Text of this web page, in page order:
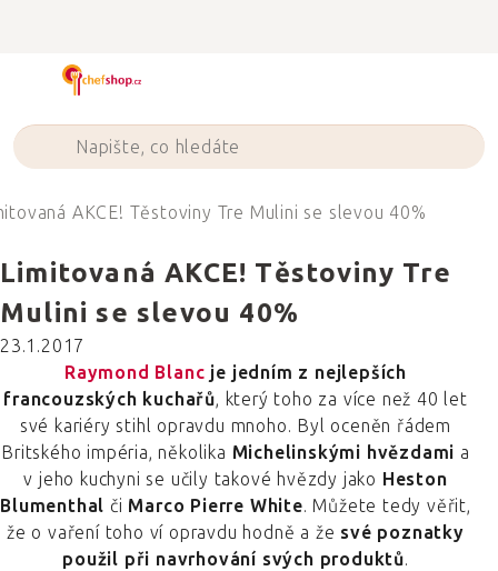
AKCE! Těstoviny Tre Mulini se slevou 40%
Limitovaná AKCE! Těstoviny Tre
Mulini se slevou 40%
23.1.2017
Raymond Blanc je jedním z nejlepších
francouzských kuchařů, který toho za více než 40 let
své kariéry stihl opravdu mnoho. Byl oceněn řádem
Britského impéria, několika Michelinskými hvězdami a
v jeho kuchyni se učily takové hvězdy jako Heston
Blumenthal či Marco Pierre White. Můžete tedy věřit,
že o vaření toho ví opravdu hodně a že své poznatky
použil při navrhování svých produktů.